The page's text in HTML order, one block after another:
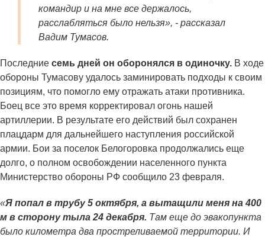
командир и на мне все держалось,
расслабляться было нельзя», - рассказал
Вадим Тумасов.
Последние семь дней он оборонялся в одиночку. В ходе
обороны Тумасову удалось заминировать подходы к своим
позициям, что помогло ему отражать атаки противника.
Боец все это время корректировал огонь нашей
артиллерии. В результате его действий был сохранен
плацдарм для дальнейшего наступления российской
армии. Бои за поселок Белогоровка продолжались еще
долго, о полном освобождении населенного пункта
Министерство обороны РФ сообщило 23 февраля.
«Я попал в трубу 5 октября, а вытащили меня на 400
м в сторону тыла 24 декабря. Там еще до эвакопункта
было километра два простреливаемой территории. И